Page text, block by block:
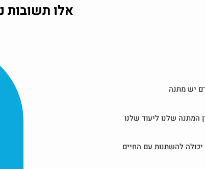
אלו תשובות
יש מתנה
המתנה שלנו ליעוד שלנו
להשתנות עם החיים